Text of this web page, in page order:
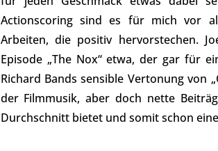
Actionscoring sind es für mich vor
Arbeiten, die positiv hervorstechen.
Episode „The Nox“ etwa, der gar für
Richard Bands sensible Vertonung von
der Filmmusik, aber doch nette
Durchschnitt bietet und somit schon